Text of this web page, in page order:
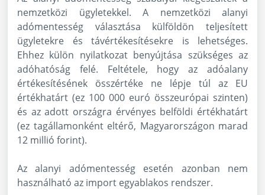
nemzetközi ügyletekkel. A nemzetközi alanyi
adómentesség választása külföldön teljesített
ügyletekre és távértékesítésekre is lehetséges.
Ehhez külön nyilatkozat benyújtása szükséges az
adóhatóság felé. Feltétele, hogy az adóalany
értékesítésének összértéke ne lépje túl az EU
értékhatárt (ez 100 000 euró összeurópai szinten)
és az adott országra érvényes belföldi értékhatárt
(ez tagállamonként eltérő, Magyarországon marad
12 millió forint).
Az alanyi adómentesség esetén azonban nem
használható az import egyablakos rendszer.